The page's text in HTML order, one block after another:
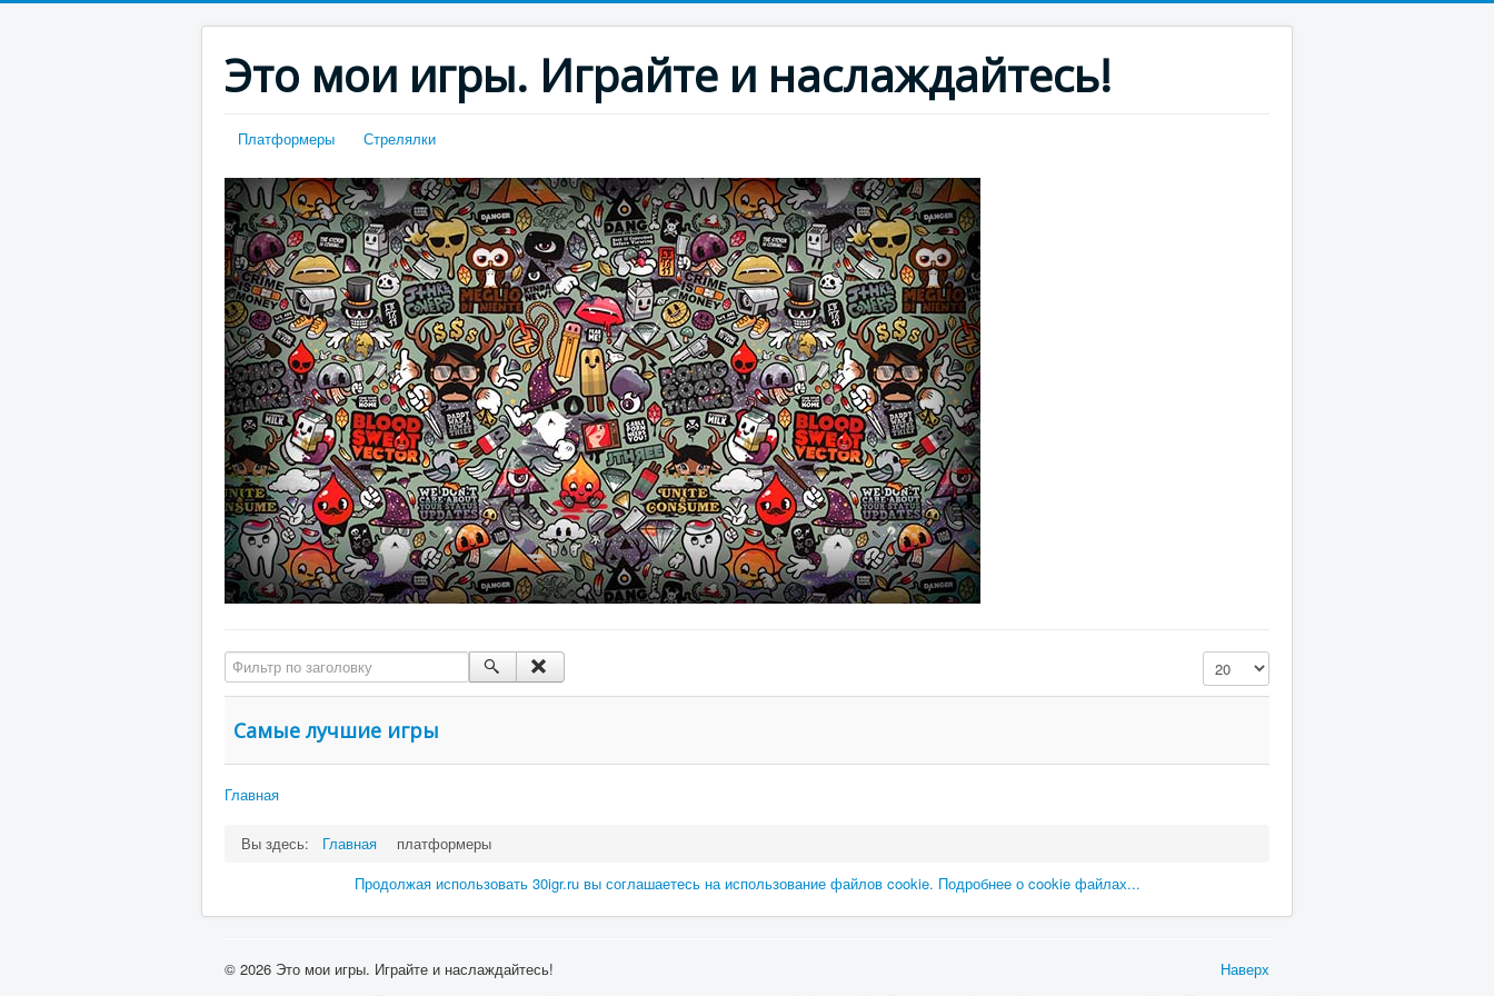
Это мои игры. Играйте и наслаждайтесь!
Платформеры Стрелялки
Фильтр по заголовку Кол-во строк:
Самые лучшие игры
Главная
Вы здесь: Главная
платформеры
Продолжая использовать 30igr.ru вы соглашаетесь на использование файлов cookie. Подробнее о cookie файлах...
Наверх
© 2026 Это мои игры. Играйте и наслаждайтесь!